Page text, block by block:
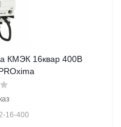
КМЭК 16квар 400В
16-400